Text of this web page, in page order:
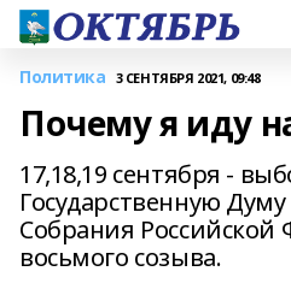
Политика 3 СЕНТЯБРЯ 2021, 09:48
Почему я иду
17,18,19 сентября -
Государственную
Собрания Российской
восьмого созыва.